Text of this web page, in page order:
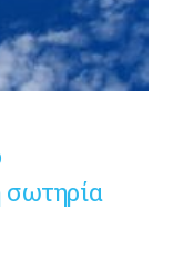
σωτηρία